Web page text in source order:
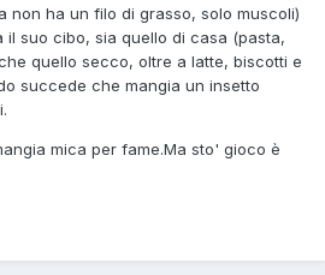
non ha un filo di grasso, solo muscoli)
il suo cibo, sia quello di casa (pasta,
quello secco, oltre a latte, biscotti e
succede che mangia un insetto
mica per fame.Ma sto' gioco è